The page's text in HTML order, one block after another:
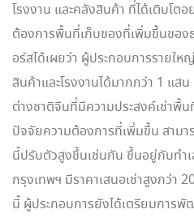
โรงงาน และคลังสินค้า ที่ได้เติบโต
ต้องการพื้นที่เก็บของที่เพิ่มขึ้นของ
อร์สได้เผยว่า ผู้ประกอบการรายใ
สินค้าและโรงงานได้มากกว่า 1 แ
ต่างชาติจีนที่มีความประสงค์เช่าพื้
ปัจจัยความต้องการที่เพิ่มขึ้น สามา
นี้ปรับตัวสูงขึ้นเช่นกัน ขึ้นอยู่กับทำ
กรุงเทพฯ มีราคาเสนอเช่าสูงกว่า
นี้ ผู้ประกอบการยังได้เตรียมการ